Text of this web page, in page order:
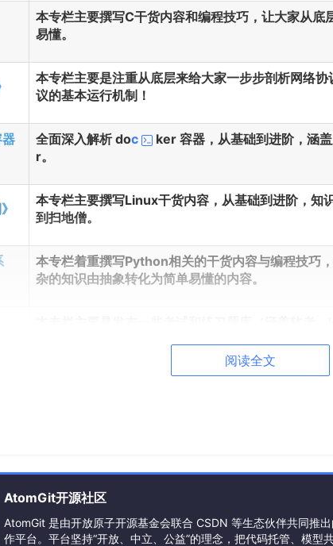
本专栏主要撰写C干货内容和编程技巧，让大家从
易懂。
本专栏主要是注重从底层来给大家一步步剖析网络
议的基本运行机制！
全面深入解析 doc
ker 容器，从基础到进阶，涵
r。
本专栏主要撰写Linux干货内容，从基础到进阶，知
到扫地僧。
本专栏着重撰写Python相关的干货内容与编程技巧
杂的知识由抽象转化为简单易懂的内容。
达式
达式
值
阅读全文
AtomGit开源社区
AtomGit 是由开放原子开源基金会联合 CSDN 等生态伙伴共同推
作平台。平台坚持“开放、中立、公益”的理念，把代码托管、模型